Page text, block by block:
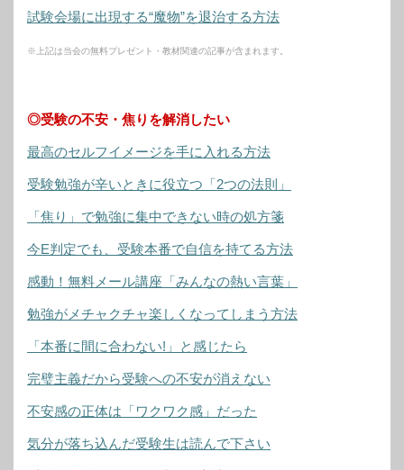
試験会場に出現する“魔物”を退治する方法
※上記は当会の無料プレゼント・教材関連の記事が含まれます。
◎受験の不安・焦りを解消したい
最高のセルフイメージを手に入れる方法
受験勉強が辛いときに役立つ「2つの法則」
「焦り」で勉強に集中できない時の処方箋
今E判定でも、受験本番で自信を持てる方法
感動！無料メール講座「みんなの熱い言葉」
勉強がメチャクチャ楽しくなってしまう方法
「本番に間に合わない!」と感じたら
完璧主義だから受験への不安が消えない
不安感の正体は「ワクワク感」だった
気分が落ち込んだ受験生は読んで下さい